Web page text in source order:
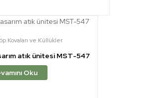
Kovaları ve Küllükler
atık ünitesi MST-547
Oku